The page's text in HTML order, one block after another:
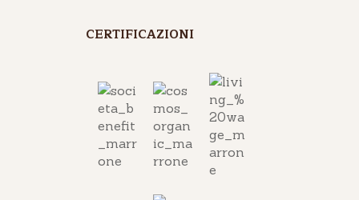
CERTIFICAZIONI